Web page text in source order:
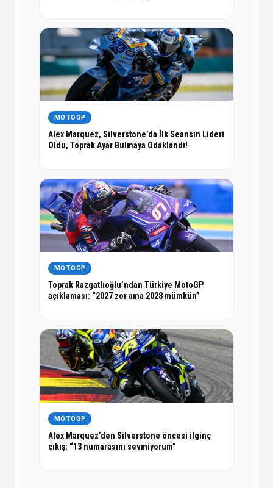
MOTOGP
Alex Marquez, Silverstone’da İlk Seansın Lideri
Oldu, Toprak Ayar Bulmaya Odaklandı!
MOTOGP
Toprak Razgatlıoğlu’ndan Türkiye MotoGP
açıklaması: “2027 zor ama 2028 mümkün”
MOTOGP
Alex Marquez’den Silverstone öncesi ilginç
çıkış: “13 numarasını sevmiyorum”